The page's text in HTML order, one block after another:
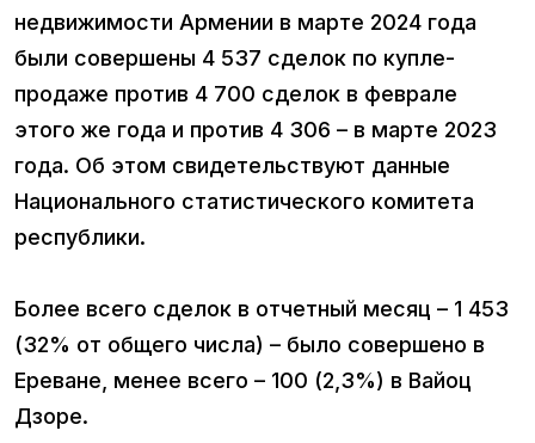
недвижимости Армении в марте 2024 года
были совершены 4 537 сделок по купле-
продаже против 4 700 сделок в феврале
этого же года и против 4 306 – в марте 2023
года. Об этом свидетельствуют данные
Национального статистического комитета
республики.
Более всего сделок в отчетный месяц – 1 453
(32% от общего числа) – было совершено в
Ереване, менее всего – 100 (2,3%) в Вайоц
Дзоре.